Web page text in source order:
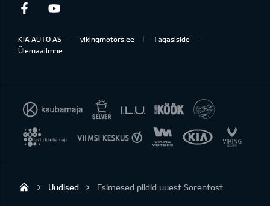
Facebook
KIA AUTO AS vikingmotors.ee
Tagasiside
Ülemaailmne
Viking Motors - Kia müük, hooldus ja
Uudised Esimesed pildid uuest Sorentost